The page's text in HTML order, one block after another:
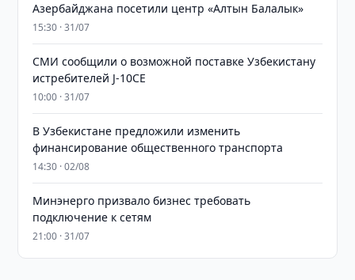
Азербайджана посетили центр «Алтын Балалык»
15:30 · 31/07
СМИ сообщили о возможной поставке Узбекистану
истребителей J-10CE
10:00 · 31/07
В Узбекистане предложили изменить
финансирование общественного транспорта
14:30 · 02/08
Минэнерго призвало бизнес требовать
подключение к сетям
21:00 · 31/07